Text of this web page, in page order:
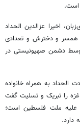
است.
اخیرا عزالدین الحداد
همسر و دخترش و تعدادی
دشمن صهیونیستی در
الحداد به همراه خانواده
را تبریک و تسلیت گفت
علیه ملت فلسطین است؛
دارد.